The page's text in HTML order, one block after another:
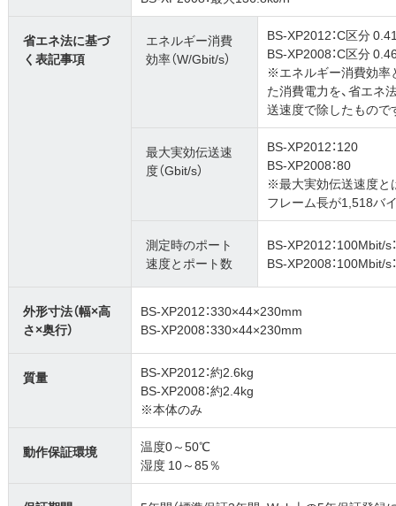
省エネ法に基づ
く表記事項
エネルギー消費
効率（W/Gbit/s）
BS-XP2012：C区分
BS-XP2008：C区分
※エネルギー消費効率
た消費電力を、省エネ
送速度で除したもので
最大実効伝送速
度（Gbit/s）
BS-XP2012：120
BS-XP2008：80
※最大実効伝送速度と
フレーム長が1,518バ
測定時のポート
速度とポート数
BS-XP2012：100Mbit/s
BS-XP2008：100Mbit/s
外形寸法（幅×高
さ×奥行）
BS-XP2012：330×44×230mm
BS-XP2008：330×44×230mm
質量
BS-XP2012：約2.6kg
BS-XP2008：約2.4kg
※本体のみ
動作保証環境
温度0～50℃
湿度 10～85％